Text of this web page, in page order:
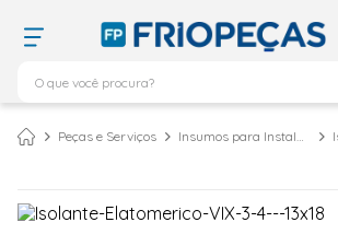
Peças e Serviços
1º ar condicionado 12000
3º ar condicionado